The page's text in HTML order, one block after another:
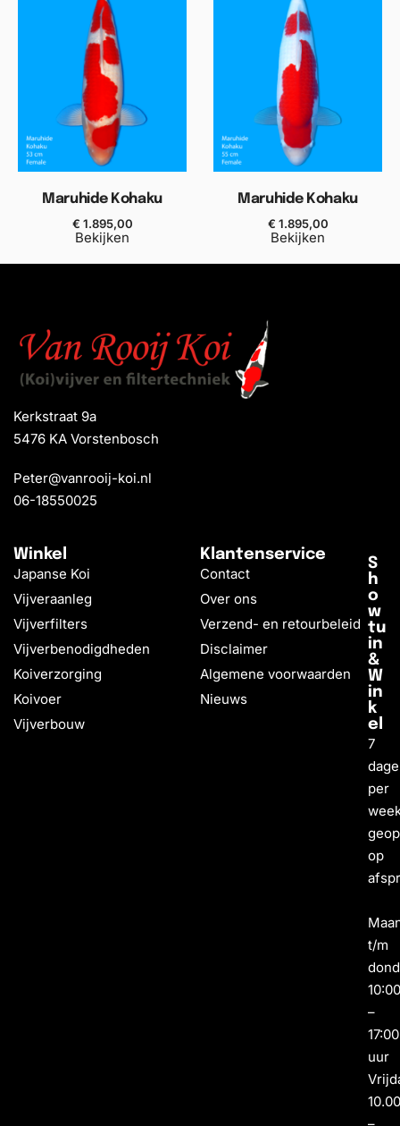
Maruhide Kohaku
€ 1.895,00
Bekijken
Maruhide Kohaku
€ 1.895,00
Bekijken
Kerkstraat 9a
5476 KA Vorstenbosch
Peter@vanrooij-koi.nl
06-18550025
Winkel
Japanse Koi
Vijveraanleg
Vijverfilters
Vijverbenodigdheden
Koiverzorging
Koivoer
Vijverbouw
Klantenservice
Contact
Over ons
Verzend- en retourbeleid
Disclaimer
Algemene voorwaarden
Nieuws
S
h
o
w
tu
in
&
W
in
k
el
7
per
op
t/m
–
17:00
uur